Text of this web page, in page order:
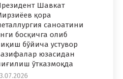
Шавкат
қора
саноатини
босқичга олиб
бўйича устувор
юзасидан
ўтказмоқда